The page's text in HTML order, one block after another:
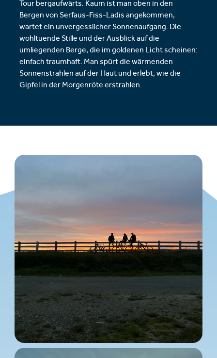
Tour bergaufwärts. Kaum ist man oben in den
Bergen von Serfaus-Fiss-Ladis angekommen,
wartet ein unvergesslicher Sonnenaufgang. Die
wohltuende Stille und der Ausblick auf die
umliegenden Berge, die im goldenen Licht scheinen:
einfach traumhaft. Man spürt die wärmenden
Sonnenstrahlen auf der Haut und erlebt, wie die
Gipfel in der Morgenröte erstrahlen.